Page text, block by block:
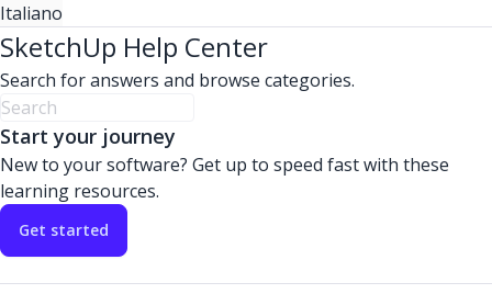
Italiano
SketchUp Help Center
Search for answers and browse categories.
Start your journey
New to your software? Get up to speed fast with these
learning resources.
Get started